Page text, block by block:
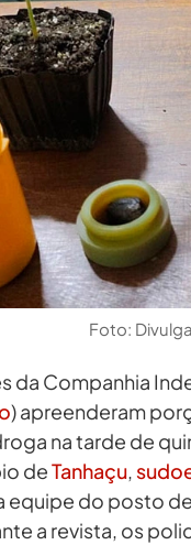
Foto:
da Companhia
) apreenderam
na tarde de
deTanhaçu,
equipe do posto
a revista, os